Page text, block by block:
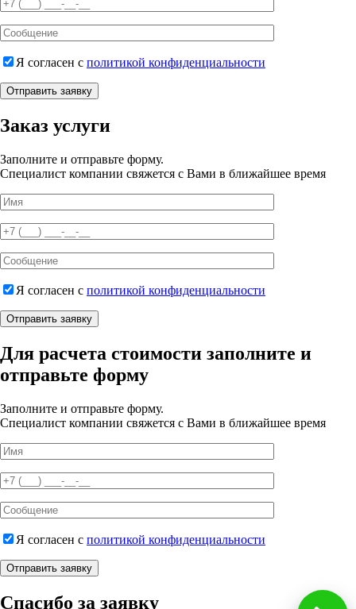
Я согласен с политикой конфиденциальности
Отправить заявку
Заказ услуги
Заполните и отправьте форму.
Специалист компании свяжется с Вами в ближайшее время
Я согласен с политикой конфиденциальности
Отправить заявку
Для расчета стоимости заполните и
отправьте форму
Заполните и отправьте форму.
Специалист компании свяжется с Вами в ближайшее время
Я согласен с политикой конфиденциальности
Отправить заявку
Спасибо за заявку